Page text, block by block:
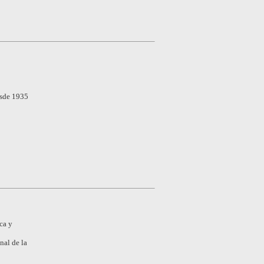
1935
y
de la